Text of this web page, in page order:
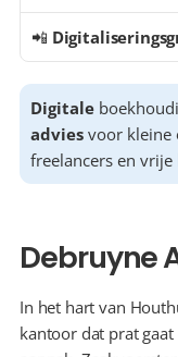
📲
Digitale
advies voor kleine
freelancers en vrije
Debruyne
In het hart van
kantoor dat prat